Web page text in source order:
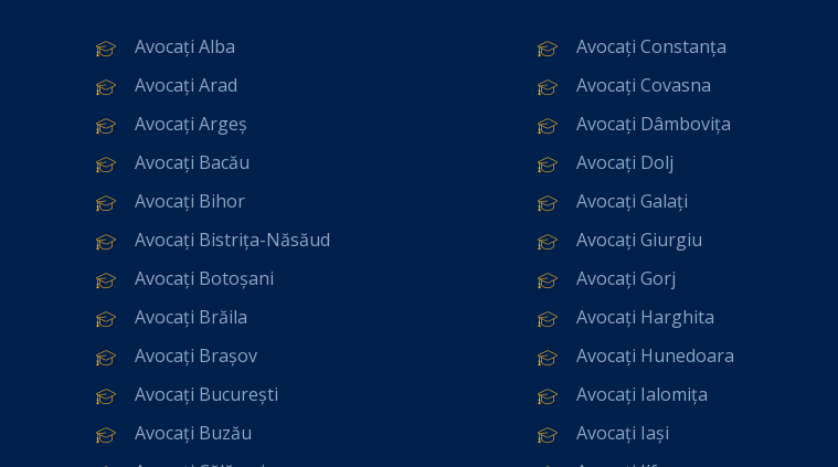
Avocați Alba
Avocați Arad
Avocați Argeș
Avocați Bacău
Avocați Bihor
Avocați Bistrița-Năsăud
Avocați Botoșani
Avocați Brăila
Avocați Brașov
Avocați București
Avocați Buzău
Avocați Constanța
Avocați Covasna
Avocați Dâmbovița
Avocați Dolj
Avocați Galați
Avocați Giurgiu
Avocați Gorj
Avocați Harghita
Avocați Hunedoara
Avocați Ialomița
Avocați Iași